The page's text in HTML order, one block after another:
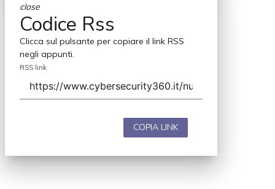
close
Codice Rss
Clicca sul pulsante per copiare il link RSS
negli appunti.
RSS link
COPIA LINK